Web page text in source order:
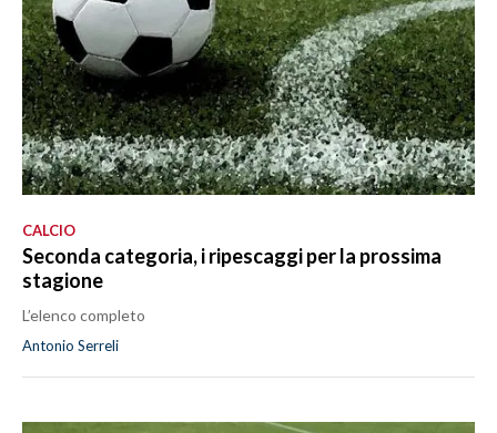
CALCIO
Seconda categoria, i ripescaggi per la prossima
stagione
L’elenco completo
Antonio Serreli